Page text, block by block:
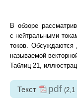
В обзоре
с нейтральными
токов. Обсуждаются
называемой
Таблиц 21,
Текст pdf